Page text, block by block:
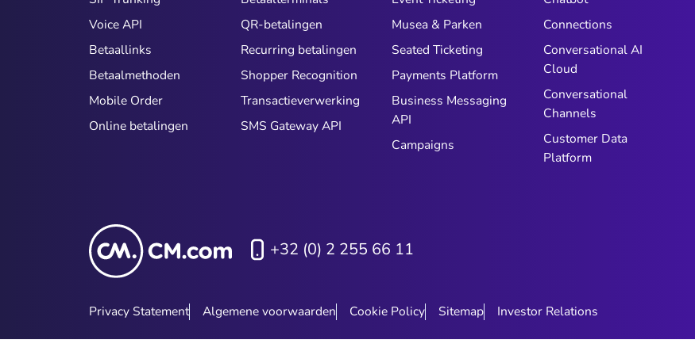
Voice API
Betaallinks
Betaalmethoden
Mobile Order
Online betalingen
QR-betalingen
Recurring betalingen
Shopper Recognition
Transactieverwerking
SMS Gateway API
Musea & Parken
Seated Ticketing
Payments Platform
Business Messaging
API
Campaigns
Connections
Conversational AI
Cloud
Conversational
Channels
Customer Data
Platform
+32 (0) 2 255 66 11
Privacy Statement Algemene voorwaarden Cookie Policy Sitemap Investor Relations